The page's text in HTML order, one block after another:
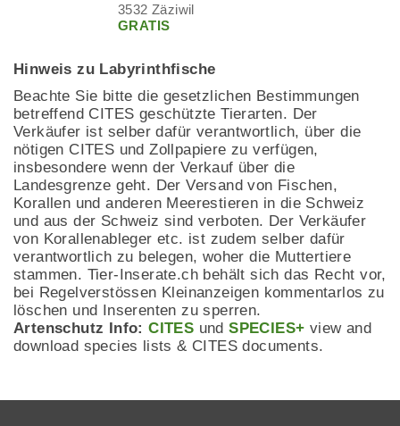
3532 Zäziwil
GRATIS
Hinweis zu Labyrinthfische
Beachte Sie bitte die gesetzlichen Bestimmungen
betreffend CITES geschützte Tierarten. Der
Verkäufer ist selber dafür verantwortlich, über die
nötigen CITES und Zollpapiere zu verfügen,
insbesondere wenn der Verkauf über die
Landesgrenze geht. Der Versand von Fischen,
Korallen und anderen Meerestieren in die Schweiz
und aus der Schweiz sind verboten. Der Verkäufer
von Korallenableger etc. ist zudem selber dafür
verantwortlich zu belegen, woher die Muttertiere
stammen. Tier-Inserate.ch behält sich das Recht vor,
bei Regelverstössen Kleinanzeigen kommentarlos zu
löschen und Inserenten zu sperren.
Artenschutz Info: CITES undSPECIES+ view and
download species lists & CITES documents.